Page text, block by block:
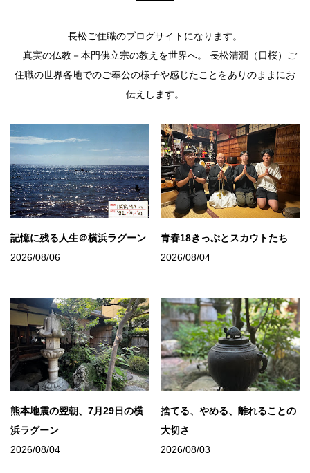
長松ご住職のブログサイトになります。
真実の仏教－本門佛立宗の教えを世界へ。 長松清潤（日桜）ご
住職の世界各地でのご奉公の様子や感じたことをありのままにお
伝えします。
記憶に残る人生＠横浜ラグーン
2026/08/06
青春18きっぷとスカウトたち
2026/08/04
熊本地震の翌朝、7月29日の横
浜ラグーン
2026/08/04
捨てる、やめる、離れることの
大切さ
2026/08/03